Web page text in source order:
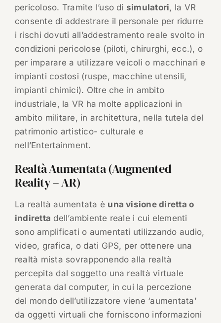
pericoloso. Tramite l’uso di simulatori, la VR
consente di addestrare il personale per ridurre
i rischi dovuti all’addestramento reale svolto in
condizioni pericolose (piloti, chirurghi, ecc.), o
per imparare a utilizzare veicoli o macchinari e
impianti costosi (ruspe, macchine utensili,
impianti chimici). Oltre che in ambito
industriale, la VR ha molte applicazioni in
ambito militare, in architettura, nella tutela del
patrimonio artistico- culturale e
nell’Entertainment.
Realtà Aumentata (Augmented
Reality – AR)
La realtà aumentata è una visione diretta o
indiretta dell’ambiente reale i cui elementi
sono amplificati o aumentati utilizzando audio,
video, grafica, o dati GPS, per ottenere una
realtà mista sovrapponendo alla realtà
percepita dal soggetto una realtà virtuale
generata dal computer, in cui la percezione
del mondo dell’utilizzatore viene ‘aumentata’
da oggetti virtuali che forniscono informazioni